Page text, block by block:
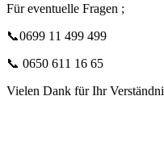
Für eventuelle Fragen ;
📞0699 11 499 499
📞 0650 611 16 65
Vielen Dank für Ihr